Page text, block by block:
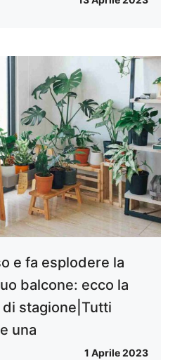
e fa esplodere la
balcone: ecco la
stagione|Tutti
una
1 Aprile 2023